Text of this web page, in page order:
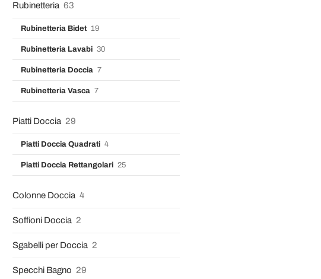
Rubinetteria 63
Rubinetteria Bidet 19
Rubinetteria Lavabi 30
Rubinetteria Doccia 7
Rubinetteria Vasca 7
Piatti Doccia 29
Piatti Doccia Quadrati 4
Piatti Doccia Rettangolari 25
Colonne Doccia 4
Soffioni Doccia 2
Sgabelli per Doccia 2
Specchi Bagno 29